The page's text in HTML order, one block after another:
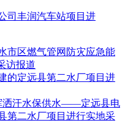
司丰润汽车站项目进
市区燃气管网防灾应急能
访报道
的定远县第二水厂项目进
洒汗水保供水——定远县电
第二水厂项目进行实地采